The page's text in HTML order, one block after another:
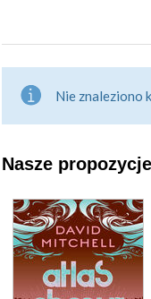
Nie znaleziono
Nasze